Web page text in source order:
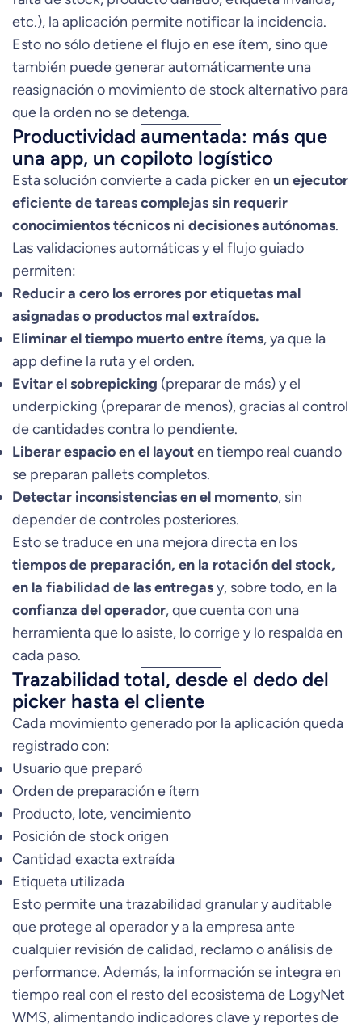
etc.), la aplicación permite notificar la incidencia.
Esto no sólo detiene el flujo en ese ítem, sino que
también puede generar automáticamente una
reasignación o movimiento de stock alternativo para
que la orden no se detenga.
Productividad aumentada: más que
una app, un copiloto logístico
Esta solución convierte a cada picker en un ejecutor
eficiente de tareas complejas sin requerir
conocimientos técnicos ni decisiones autónomas.
Las validaciones automáticas y el flujo guiado
permiten:
Reducir a cero los errores por etiquetas mal
asignadas o productos mal extraídos.
Eliminar el tiempo muerto entre ítems, ya que la
app define la ruta y el orden.
Evitar el sobrepicking (preparar de más) y el
underpicking (preparar de menos), gracias al control
de cantidades contra lo pendiente.
Liberar espacio en el layouten tiempo real cuando
se preparan pallets completos.
Detectar inconsistencias en el momento, sin
depender de controles posteriores.
Esto se traduce en una mejora directa en los
tiempos de preparación, en la rotación del stock,
en la fiabilidad de las entregasy, sobre todo, en la
confianza del operador, que cuenta con una
herramienta que lo asiste, lo corrige y lo respalda en
cada paso.
Trazabilidad total, desde el dedo del
picker hasta el cliente
Cada movimiento generado por la aplicación queda
registrado con:
Usuario que preparó
Orden de preparación e ítem
Producto, lote, vencimiento
Posición de stock origen
Cantidad exacta extraída
Etiqueta utilizada
Esto permite una trazabilidad granular y auditable
que protege al operador y a la empresa ante
cualquier revisión de calidad, reclamo o análisis de
performance. Además, la información se integra en
tiempo real con el resto del ecosistema de LogyNet
WMS, alimentando indicadores clave y reportes de